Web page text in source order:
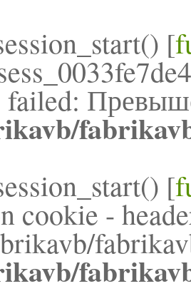
[
[
cookie -